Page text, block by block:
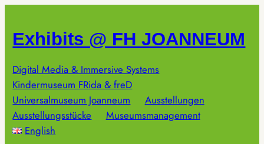
springen
Exhibits @ FH JOANNEUM
Digital Media & Immersive Systems
Kindermuseum FRida & freD
Universalmuseum Joanneum
Ausstellungen
Ausstellungsstücke
Museumsmanagement
English